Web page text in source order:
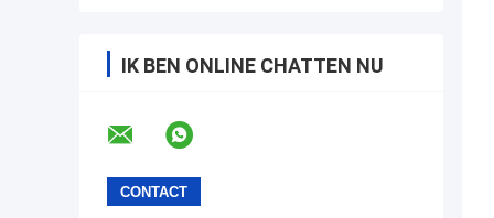
IK BEN ONLINE CHATTEN NU